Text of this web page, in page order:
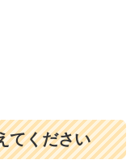
てください